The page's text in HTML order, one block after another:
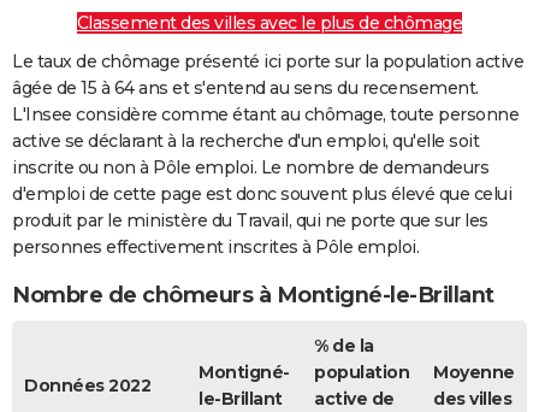
Classement des villes avec le plus de chômage
Le taux de chômage présenté ici porte sur la population active
âgée de 15 à 64 ans et s'entend au sens du recensement.
L'Insee considère comme étant au chômage, toute personne
active se déclarant à la recherche d'un emploi, qu'elle soit
inscrite ou non à Pôle emploi. Le nombre de demandeurs
d'emploi de cette page est donc souvent plus élevé que celui
produit par le ministère du Travail, qui ne porte que sur les
personnes effectivement inscrites à Pôle emploi.
Nombre de chômeurs à Montigné-le-Brillant
Données 2022
Montigné-
le-Brillant
% de la
population
active de
Moyenne
des villes